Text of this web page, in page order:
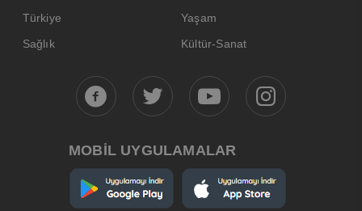
Türkiye
Yaşam
Sağlık
Kültür-Sanat
MOBİL UYGULAMALAR